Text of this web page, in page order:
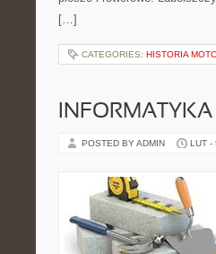
[…]
CATEGORIES: HISTORIA
INFORMATYKA
POSTED BY ADMIN LUT -